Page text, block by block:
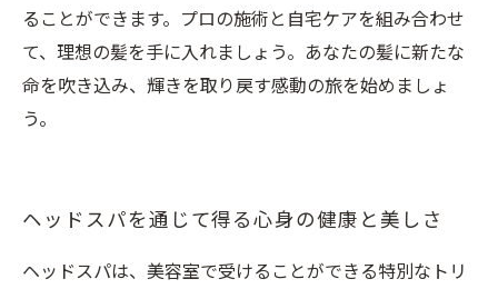
ることができます。プロの施術と自宅ケアを組み合わせ
て、理想の髪を手に入れましょう。あなたの髪に新たな
命を吹き込み、輝きを取り戻す感動の旅を始めましょ
う。
ヘッドスパを通じて得る心身の健康と美しさ
ヘッドスパは、美容室で受けることができる特別なトリ